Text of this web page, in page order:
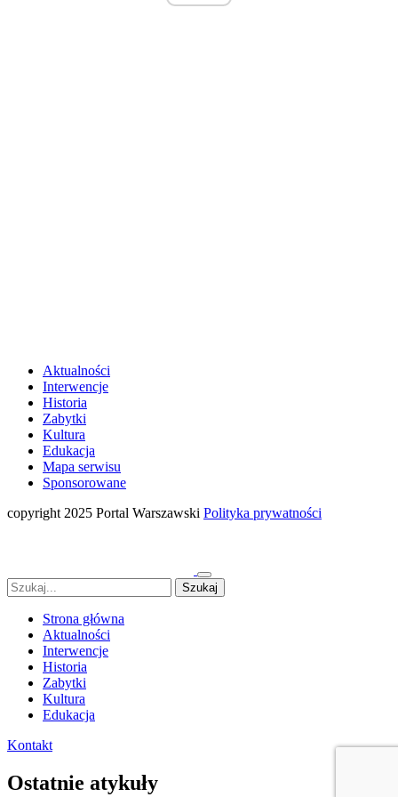
Aktualności
Interwencje
Historia
Zabytki
Kultura
Edukacja
Mapa serwisu
Sponsorowane
copyright 2025 Portal Warszawski Polityka prywatności
Strona główna
Aktualności
Interwencje
Historia
Zabytki
Kultura
Edukacja
Kontakt
Ostatnie atykuły